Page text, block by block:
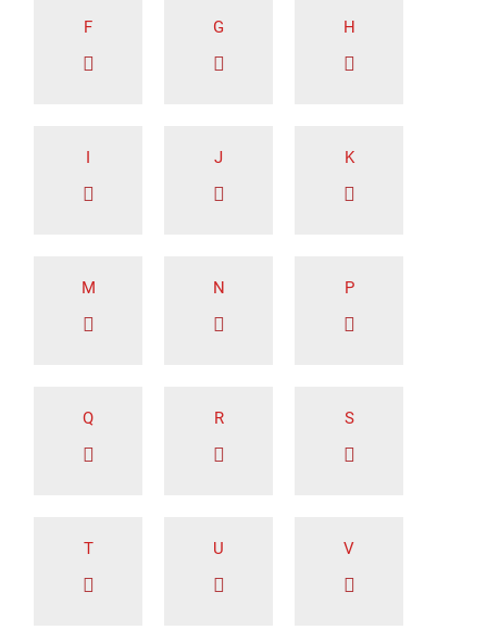
F G H
I J K
M N P
Q R S
T U V